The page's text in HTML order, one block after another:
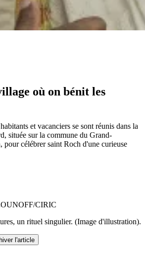
où on bénit les
et vacanciers se sont réunis dans la
située sur la commune du Grand-
pour célébrer saint Roch d'une curieuse
CIRIC
un rituel singulier. (Image d'illustration).
l'article